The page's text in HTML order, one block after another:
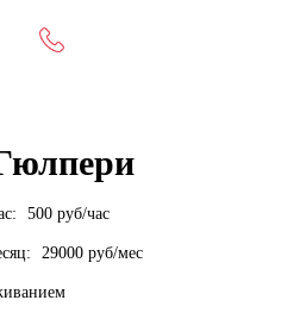
500 руб/час
29000 руб/мес